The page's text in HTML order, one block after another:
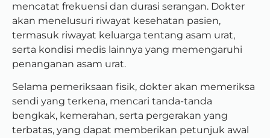
mencatat frekuensi dan durasi serangan. Dokter
akan menelusuri riwayat kesehatan pasien,
termasuk riwayat keluarga tentang asam urat,
serta kondisi medis lainnya yang memengaruhi
penanganan asam urat.
Selama pemeriksaan fisik, dokter akan memeriksa
sendi yang terkena, mencari tanda-tanda
bengkak, kemerahan, serta pergerakan yang
terbatas, yang dapat memberikan petunjuk awal